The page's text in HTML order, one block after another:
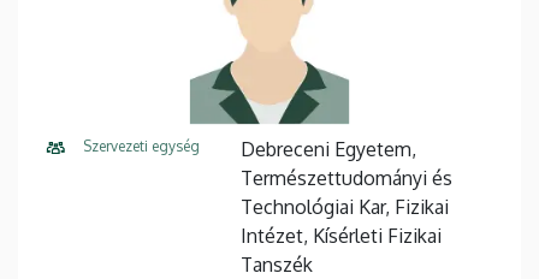
Szervezeti egység
Debreceni Egyetem,
Természettudományi és
Technológiai Kar, Fizikai
Intézet, Kísérleti Fizikai
Tanszék